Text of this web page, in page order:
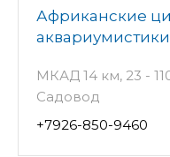
Африканские
аквариумистики
МКАД 14 км, 23 -
Садовод
+7926-850-9460